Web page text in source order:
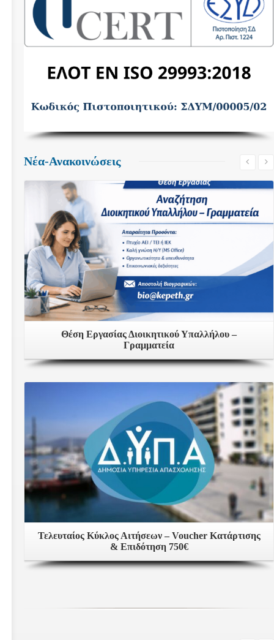
Νέα-Ανακοινώσεις
Δείτε Περισσότερα
Θέση Εργασίας Διοικητικού Υπαλλήλου –
Γραμματεία
Δείτε Περισσότερα
Τελευταίος Κύκλος Αιτήσεων – Voucher Κατάρτισης
& Επιδότηση 750€